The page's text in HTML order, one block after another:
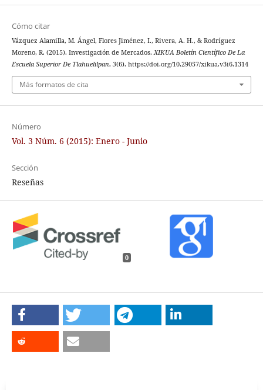
Cómo citar
Vázquez Alamilla, M. Ángel, Flores Jiménez, I., Rivera, A. H., & Rodríguez
Moreno, R. (2015). Investigación de Mercados. XIKUA Boletín Científico De La
Escuela Superior De Tlahuelilpan, 3(6). https://doi.org/10.29057/xikua.v3i6.1314
Más formatos de cita
Número
Vol. 3 Núm. 6 (2015): Enero - Junio
Sección
Reseñas
0